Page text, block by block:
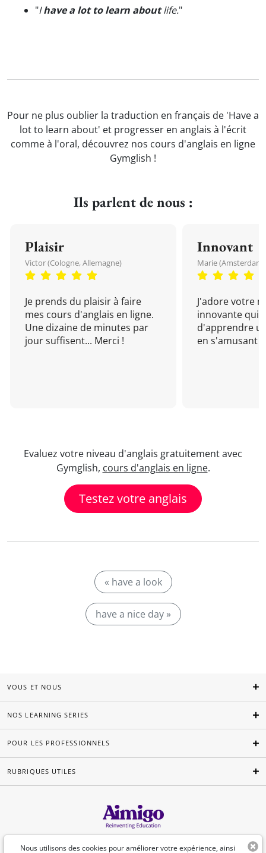
"Ihave a lot to learn aboutlife."
Pour ne plus oublier la traduction en français de 'Have a
lot to learn about' et progresser en anglais à l'écrit
comme à l'oral, découvrez nos cours d'anglais en ligne
Gymglish !
Ils parlent de nous :
Plaisir
Victor (Cologne, Allemagne)
Je prends du plaisir à faire
mes cours d'anglais en ligne.
Une dizaine de minutes par
jour suffisent... Merci !
Innovant
Marie (Amsterdam,
J'adore votre
innovante qui
d'apprendre
en s'amusant !
Evaluez votre niveau d'anglais gratuitement avec
Gymglish, cours d'anglais en ligne.
Testez votre anglais
« have a look
have a nice day »
Nous utilisons des cookies pour améliorer votre expérience, ainsi
VOUS ET NOUS
NOS LEARNING SERIES
POUR LES PROFESSIONNELS
RUBRIQUES UTILES
Français